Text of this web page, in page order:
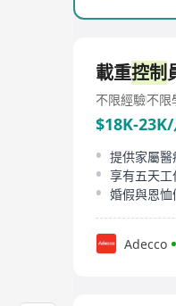
載重控制
不限經驗不限
$18K-23K/
提供家屬
享有五天
婚假與恩
Adecco